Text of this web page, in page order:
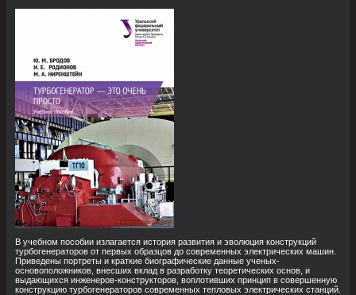
В учебном пособии излагается история развития и эволюция конструкций
турбогенераторов от первых образцов до современных электрических машин.
Приведены портреты и краткие биографические данные ученых-
основоположников, внесших вклад в разработку теоретических основ, и
выдающихся инженеров‑конструкторов, воплотивших принцип в совершенную
конструкцию турбогенераторов современных тепловых электрических станций.